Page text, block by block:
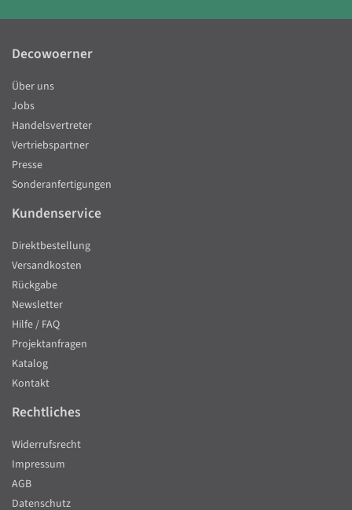
Decowoerner
Über uns
Jobs
Handelsvertreter
Vertriebspartner
Presse
Sonderanfertigungen
Kundenservice
Direktbestellung
Versandkosten
Rückgabe
Newsletter
Hilfe / FAQ
Projektanfragen
Katalog
Kontakt
Rechtliches
Widerrufsrecht
Impressum
AGB
Datenschutz